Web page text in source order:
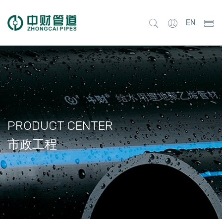
EN
PRODUCT CENTER
市政工程